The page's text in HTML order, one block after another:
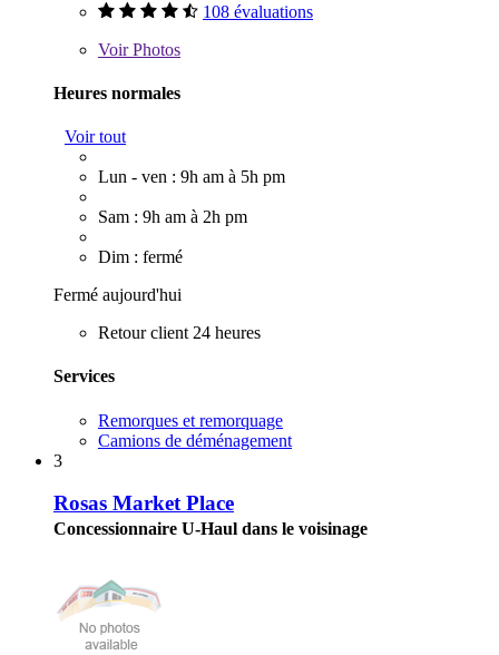
108 évaluations
VoirPhotos
Heures normales
Voir tout
Lun - ven : 9h am à 5h pm
Sam : 9h am à 2h pm
Dim : fermé
Fermé aujourd'hui
Retour client 24 heures
Services
Remorques et remorquage
Camions de déménagement
3
Rosas Market Place
Concessionnaire U-Haul dans le voisinage